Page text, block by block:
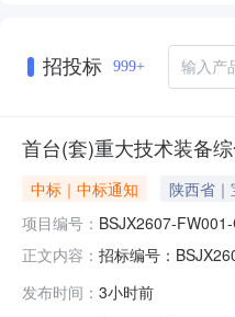
招投标 999+
首台(套)重大技术装备
中标｜中标通知 陕西省
项目编号： BSJX2607-
正文内容： 招标编号：
标投标报价(单位)
发布时间： 3小时前